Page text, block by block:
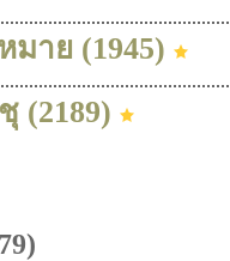
าย (1945)
(2189)